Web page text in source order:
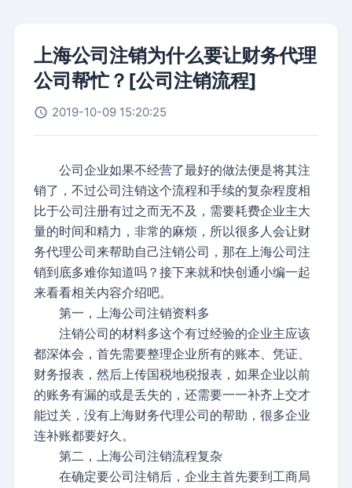
上海公司注销为什么要让财务代理
公司帮忙？[公司注销流程]
2019-10-09 15:20:25
公司企业如果不经营了最好的做法便是将其注
销了，不过公司注销这个流程和手续的复杂程度相
比于公司注册有过之而无不及，需要耗费企业主大
量的时间和精力，非常的麻烦，所以很多人会让财
务代理公司来帮助自己注销公司，那在上海公司注
销到底多难你知道吗？接下来就和快创通小编一起
来看看相关内容介绍吧。
第一， 上海公司注销资料多
注销公司的材料多这个有过经验的企业主应该
都深体会，首先需要整理企业所有的账本、凭证、
财务报表，然后上传国税地税报表，如果企业以前
的账务有漏的或是丢失的，还需要一一补齐上交才
能过关，没有上海财务代理公司的帮助，很多企业
连补账都要好久。
第二，上海公司注销流程复杂
在确定要公司注销后，企业主首先要到工商局